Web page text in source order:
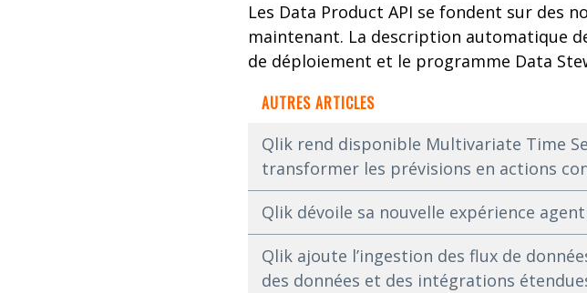
Les Data Product API se fondent sur des
maintenant. La description automatique
de déploiement et le programme Data
AUTRES ARTICLES
Qlik rend disponible Multivariate Time
transformer les prévisions en actions
Qlik dévoile sa nouvelle expérience
Qlik ajoute l’ingestion des flux de
des données et des intégrations